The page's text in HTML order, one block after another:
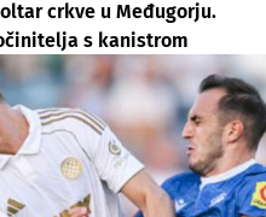
crkve u Međugorju.
s kanistrom